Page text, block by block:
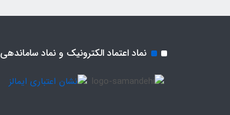
نماد اعتماد الکترونیک و نماد ساماندهی